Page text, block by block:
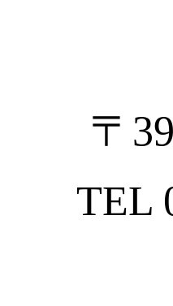
〒
TEL